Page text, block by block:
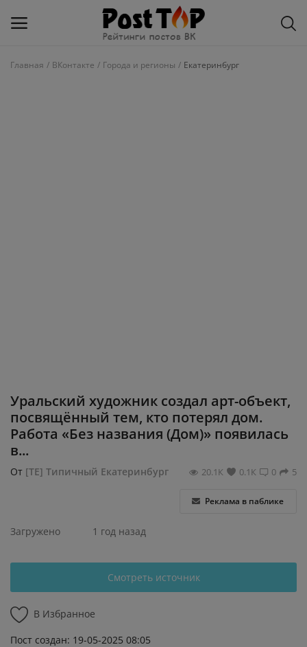
Главная ВКонтакте Города и регионы Екатеринбург
Уральский художник создал арт-объект,
посвящённый тем, кто потерял дом.
Работа «Без названия (Дом)» появилась
в...
От [ТЕ] Типичный Екатеринбург 5
0
0.1К
20.1К
Реклама в паблике
Загружено 1 год назад
Смотреть источник
В Избранное
Пост создан: 19-05-2025 08:05